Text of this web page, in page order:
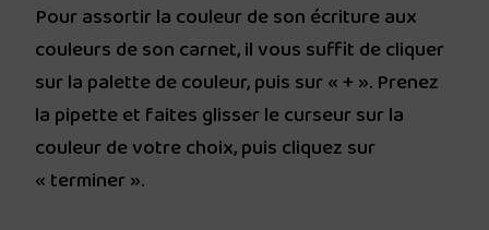
Pour assortir la couleur de son écriture aux
couleurs de son carnet, il vous suffit de cliquer
sur la palette de couleur, puis sur « + ». Prenez
la pipette et faites glisser le curseur sur la
couleur de votre choix, puis cliquez sur
« terminer ».